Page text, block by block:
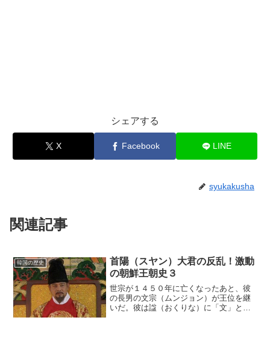
シェアする
X Facebook LINE
syukakusha
関連記事
韓国の歴史
首陽（スヤン）大君の反乱！激動
の朝鮮王朝史３
世宗が１４５０年に亡くなったあと、彼
の長男の文宗（ムンジョン）が王位を継
いだ。彼は諡（おくりな）に「文」とい